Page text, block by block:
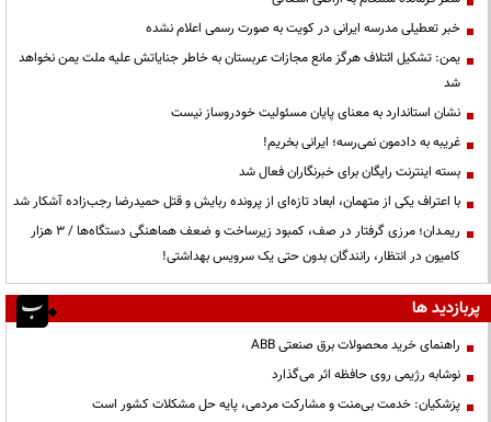
خبر تعطیلی مدرسه ایرانی در کویت به صورت رسمی اعلام نشده
یمن: تشکیل ائتلاف هرگز مانع مجازات عربستان به خاطر جنایاتش علیه ملت یمن نخواهد
شد
نشان استاندارد به معنای پایان مسئولیت خودروساز نیست
غریبه به دادمون نمی‌رسه؛ ایرانی بخریم!
بسته اینترنت رایگان برای خبرنگاران فعال شد
با اعتراف یکی از متهمان، ابعاد تازه‌ای از پرونده ربایش و قتل حمیدرضا رجب‌زاده آشکار شد
ریمـدان؛ مرزی گرفتار در صف، کمبود زیرساخت و ضعف هماهنگی دستگاه‌ها / ۳ هزار
کامیون در انتظار، رانندگان بدون حتی یک سرویس بهداشتی!
پربازدید ها
راهنمای خرید محصولات برق صنعتی ABB
نوشابه رژیمی روی حافظه اثر می‌گذارد
پزشکیان: خدمت بی‌منت و مشارکت مردمی، پایه حل مشکلات کشور است